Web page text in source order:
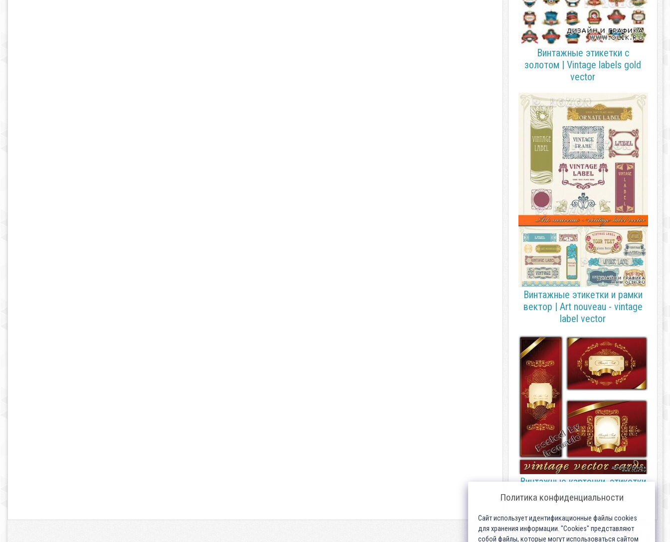
Винтажные этикетки с
золотом | Vintage labels gold
vector
Винтажные этикетки и рамки
вектор | Art nouveau - vintage
label vector
Винтажные карточки, этикетки
в векторе
Политика конфиденциальности
Сайт использует идентификационные файлы cookies
для хранения информации. "Cookies" представляют
собой файлы, которые могут использоваться сайтом